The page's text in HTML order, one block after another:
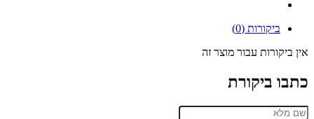
ביקורות (0)
אין ביקורות עבור מוצר זה
כתבו ביקורת